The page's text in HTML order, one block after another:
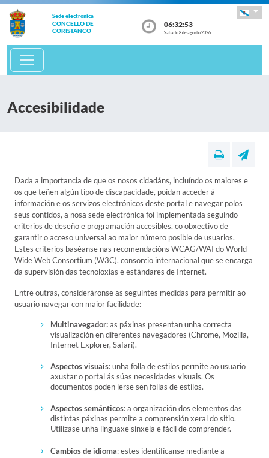
Sede electrónica
CONCELLO DE
CORISTANCO
06:32:54
Sábado 8 de agosto 2026
Accesibilidade
Dada a importancia de que os nosos cidadáns, incluíndo os maiores e
os que teñen algún tipo de discapacidade, poidan acceder á
información e os servizos electrónicos deste portal e navegar polos
seus contidos, a nosa sede electrónica foi implementada seguindo
criterios de deseño e programación accesibles, co obxectivo de
garantir o acceso universal ao maior número posible de usuarios.
Estes criterios baséanse nas recomendacións WCAG/WAI do World
Wide Web Consortium (W3C), consorcio internacional que se encarga
da supervisión das tecnoloxías e estándares de Internet.
Entre outras, consideráronse as seguintes medidas para permitir ao
usuario navegar con maior facilidade:
Multinavegador:as páxinas presentan unha correcta
visualización en diferentes navegadores (Chrome, Mozilla,
Internet Explorer, Safari).
Aspectos visuais: unha folla de estilos permite ao usuario
axustar o portal ás súas necesidades visuais. Os
documentos poden lerse sen follas de estilos.
Aspectos semánticos: a organización dos elementos das
distintas páxinas permite a comprensión xeral do sitio.
Utilízase unha linguaxe sinxela e fácil de comprender.
Cambios de idioma: estes identifícanse mediante a